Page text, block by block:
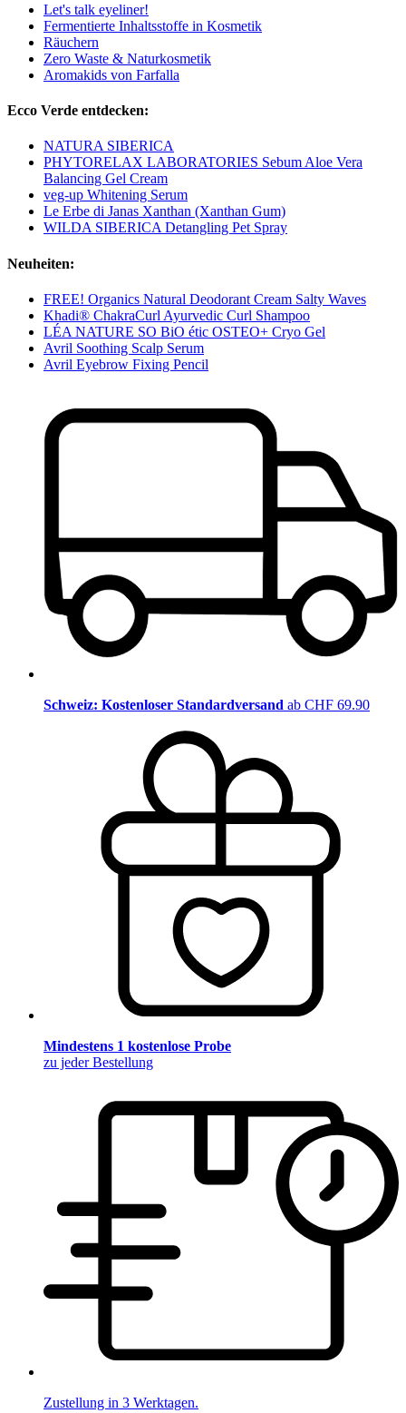
Let's talk eyeliner!
Fermentierte Inhaltsstoffe in Kosmetik
Räuchern
Zero Waste & Naturkosmetik
Aromakids von Farfalla
Ecco Verde entdecken:
NATURA SIBERICA
PHYTORELAX LABORATORIES Sebum Aloe Vera
Balancing Gel Cream
veg-up Whitening Serum
Le Erbe di Janas Xanthan (Xanthan Gum)
WILDA SIBERICA Detangling Pet Spray
Neuheiten:
FREE! Organics Natural Deodorant Cream Salty Waves
Khadi® ChakraCurl Ayurvedic Curl Shampoo
LÉA NATURE SO BiO étic OSTEO+ Cryo Gel
Avril Soothing Scalp Serum
Avril Eyebrow Fixing Pencil
Schweiz: Kostenloser Standardversand ab CHF 69.90
Mindestens 1 kostenlose Probe
zu jeder Bestellung
Zustellung in 3 Werktagen.